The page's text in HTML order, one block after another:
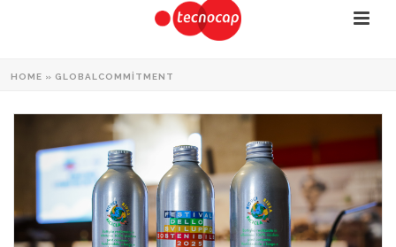
HOME » GLOBALCOMMITMENT